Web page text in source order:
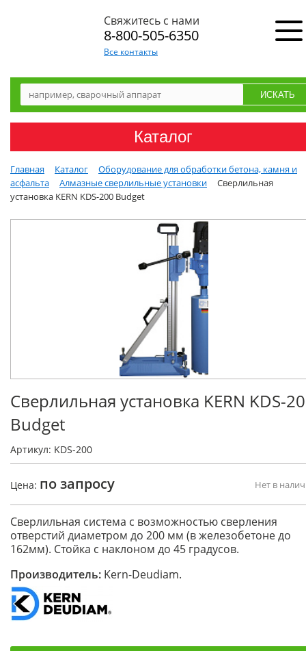
Свяжитесь с нами
8-800-505-6350
Все контакты
Каталог
Главная Каталог
Оборудование для обработки бетона, камня и
асфальта
Алмазные сверлильные установки
Сверлильная
установка KERN KDS-200 Budget
Сверлильная установка KERN KDS-
Budget
Артикул: KDS-200
Цена: по запросу Нет в
Сверлильная система с возможностью сверления
отверстий диаметром до 200 мм (в железобетоне до
162мм). Стойка с наклоном до 45 градусов.
Производитель: Kern-Deudiam.